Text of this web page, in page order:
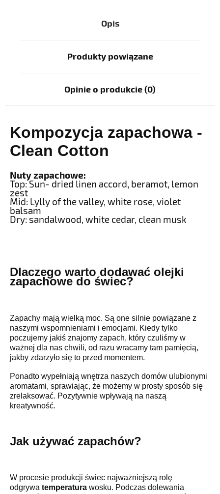
Opis
Produkty powiązane
Opinie o produkcie (0)
Kompozycja zapachowa -
Clean Cotton
Nuty zapachowe:
Top: Sun- dried linen accord, beramot, lemon
zest
Mid: Lylly of the valley, white rose, violet
balsam
Dry: sandalwood, white cedar, clean musk
Dlaczego warto dodawać olejki
zapachowe do świec?
Zapachy mają wielką moc. Są one silnie powiązane z
naszymi wspomnieniami i emocjami. Kiedy tylko
poczujemy jakiś znajomy zapach, który czuliśmy w
ważnej dla nas chwili, od razu wracamy tam pamięcią,
jakby zdarzyło się to przed momentem.
Ponadto wypełniają wnętrza naszych domów ulubionymi
aromatami, sprawiając, że możemy w prosty sposób się
zrelaksować. Pozytywnie wpływają na naszą
kreatywność.
Jak używać zapachów?
W procesie produkcji świec najważniejszą rolę
odgrywa temperatura wosku. Podczas dolewania